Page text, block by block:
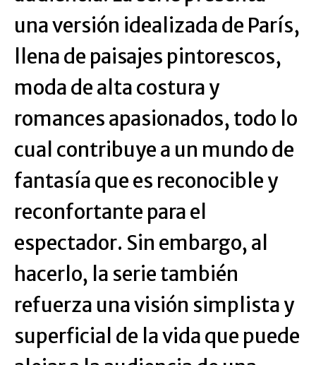
una versión idealizada de París,
llena de paisajes pintorescos,
moda de alta costura y
romances apasionados, todo lo
cual contribuye a un mundo de
fantasía que es reconocible y
reconfortante para el
espectador. Sin embargo, al
hacerlo, la serie también
refuerza una visión simplista y
superficial de la vida que puede